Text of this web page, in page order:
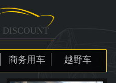
DISCOUNT
商务用车 越野车